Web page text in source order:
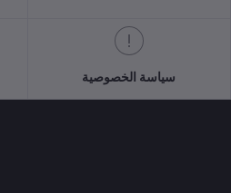
سياسة الخصوصية